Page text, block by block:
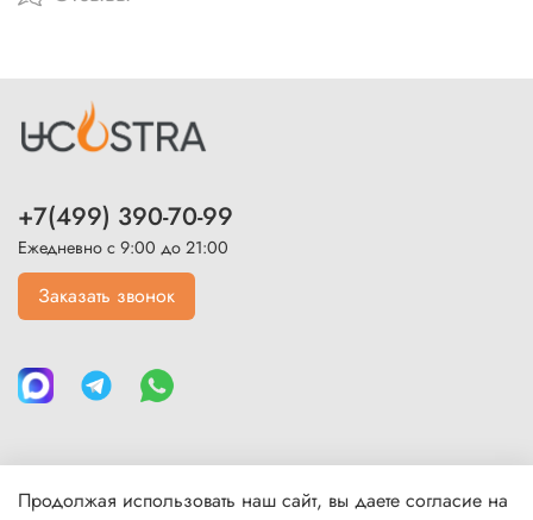
+7(499) 390-70-99
Ежедневно с 9:00 до 21:00
Заказать звонок
Продолжая использовать наш сайт, вы даете согласие на